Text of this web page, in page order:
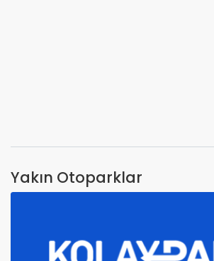
Yakın Otoparklar